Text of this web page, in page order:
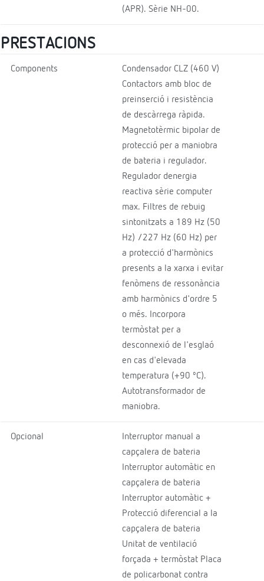
(APR). Sèrie NH-00.
PRESTACIONS
Components
Condensador CLZ (460 V)
Contactors amb bloc de
preinserció i resistència
de descàrrega ràpida.
Magnetotèrmic bipolar de
protecció per a maniobra
de bateria i regulador.
Regulador denergia
reactiva sèrie computer
max. Filtres de rebuig
sintonitzats a 189 Hz (50
Hz) /227 Hz (60 Hz) per
a protecció d'harmònics
presents a la xarxa i evitar
fenòmens de ressonància
amb harmònics d'ordre 5
o més. Incorpora
termòstat per a
desconnexió de l'esglaó
en cas d'elevada
temperatura (+90 ºC).
Autotransformador de
maniobra.
Opcional
Interruptor manual a
capçalera de bateria
Interruptor automàtic en
capçalera de bateria
Interruptor automàtic +
Protecció diferencial a la
capçalera de bateria
Unitat de ventilació
forçada + termòstat Placa
de policarbonat contra